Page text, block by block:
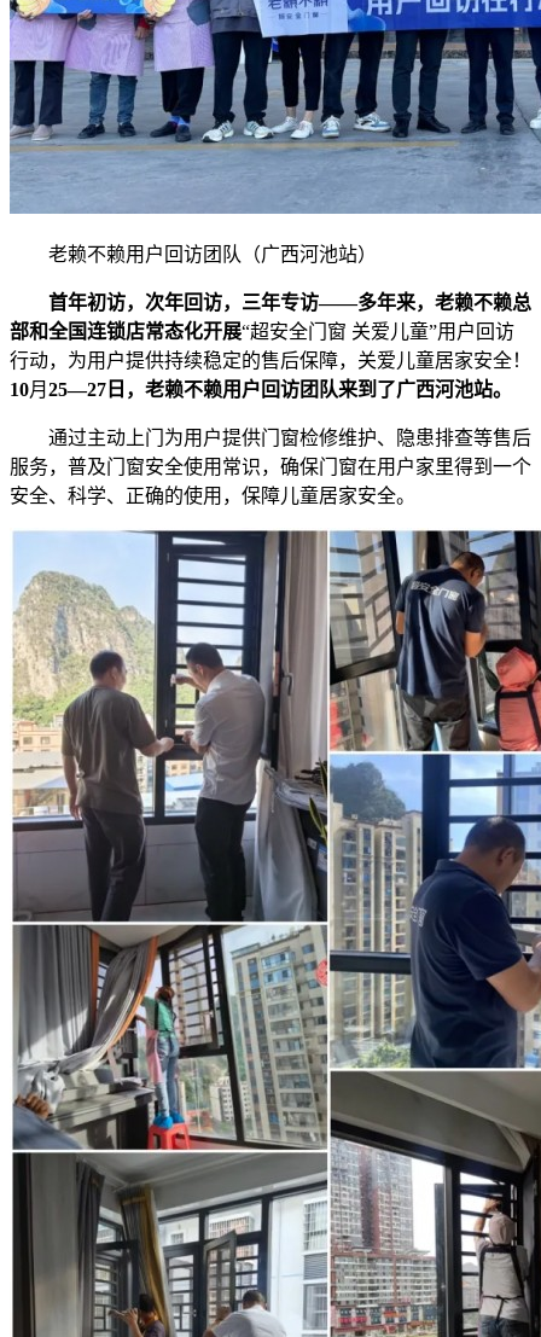
老赖不赖用户回访团队（广西河池站）
首年初访，次年回访，三年专访——多年来，老赖不赖总
部和全国连锁店常态化开展“超安全门窗 关爱儿童”用户回访
行动，为用户提供持续稳定的售后保障，关爱儿童居家安全！
10月 25—27 日，老赖不赖用户回访团队来到了广西河池站。
通过主动上门为用户提供门窗检修维护、隐患排查等售后
服务，普及门窗安全使用常识，确保门窗在用户家里得到一个
安全、科学、正确的使用，保障儿童居家安全。